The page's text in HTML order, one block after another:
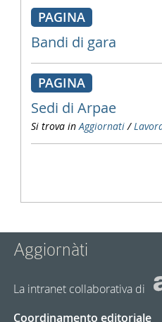
PAGINA
Bandi di gara
PAGINA
Sedi di Arpae
Si trova in Aggiornati /
Aggiornàti
La intranet collaborativa di
Coordinamento editoriale